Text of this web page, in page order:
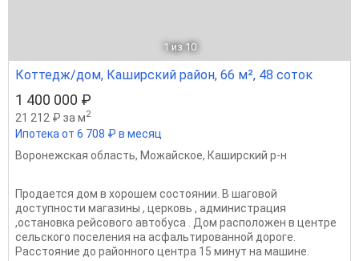
1 из 10
Коттедж/дом, Каширский район, 66 м², 48 соток
1 400 000 ₽
21 212 ₽ за м2
Ипотека от 6 708 ₽ в месяц
Воронежская область, Можайское, Каширский р-н
Продается дом в хорошем состоянии. В шаговой
доступности магазины , церковь , администрация
,остановка рейсового автобуса . Дом расположен в центре
сельского поселения на асфальтированной дороге.
Расстояние до районного центра 15 минут на машине.